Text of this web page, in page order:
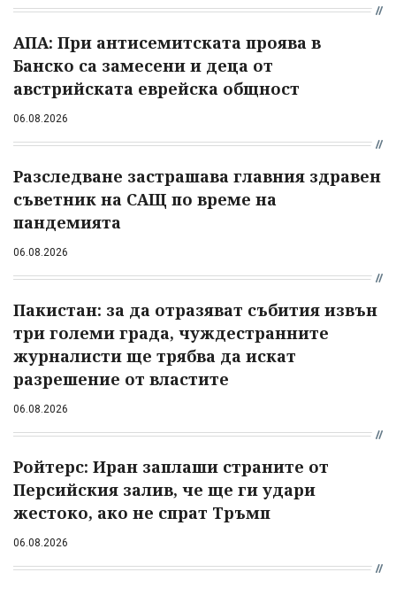
АПА: При антисемитската проява в
Банско са замесени и деца от
австрийската еврейска общност
06.08.2026
Разследване застрашава главния здравен
съветник на САЩ по време на
пандемията
06.08.2026
Пакистан: за да отразяват събития извън
три големи града, чуждестранните
журналисти ще трябва да искат
разрешение от властите
06.08.2026
Ройтерс: Иран заплаши страните от
Персийския залив, че ще ги удари
жестоко, ако не спрат Тръмп
06.08.2026